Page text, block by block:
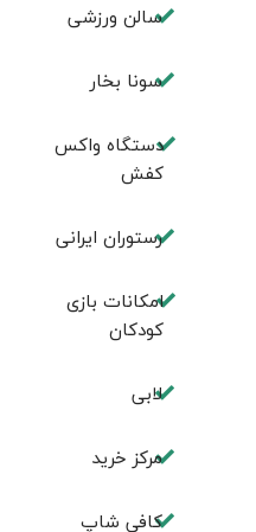
سالن ورزشی
سونا بخار
دستگاه واکس
کفش
رستوران ایرانی
امکانات بازی
کودکان
لابی
مرکز خرید
کافی شاپ